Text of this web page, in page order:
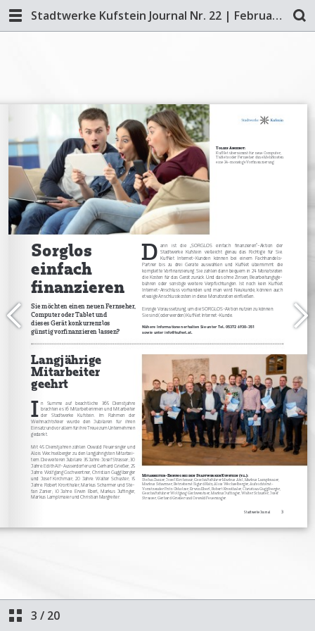
Stadtwerke Kufstein Journal Nr. 22 | Februar/März 2019
3 / 20